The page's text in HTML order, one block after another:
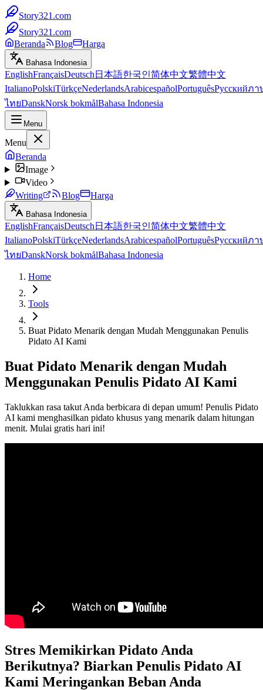
Story321.com
Story321.com
Beranda
Blog Harga
Bahasa Indonesia
EnglishFrançaisDeutsch 日本語한국인简体中文繁體中文
ItalianoPolskiTürkçeNederlandsArabicespañolPortuguêsРусскийภา
ไทยDanskNorsk bokmålBahasa Indonesia
Menu
Menu
Beranda
Image
Video
Writing
Blog Harga
Bahasa Indonesia
EnglishFrançaisDeutsch 日本語한국인简体中文繁體中文
ItalianoPolskiTürkçeNederlandsArabicespañolPortuguêsРусскийภา
ไทยDanskNorsk bokmålBahasa Indonesia
Home
Tools
Buat Pidato Menarik dengan Mudah Menggunakan Penulis
Pidato AI Kami
Buat Pidato Menarik dengan Mudah
Menggunakan Penulis Pidato AI Kami
Taklukkan rasa takut Anda berbicara di depan umum! Penulis Pidato
AI kami menghasilkan pidato khusus yang menarik dalam hitungan
menit. Mulai gratis hari ini!
Stres Memikirkan Pidato Anda
Berikutnya? Biarkan Penulis Pidato AI
Kami Meringankan Beban Anda